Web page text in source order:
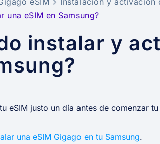
eSIM en Samsung?
instalar y
eSIM justo un día antes de comenzar
una eSIM Gigago en tu Samsung.